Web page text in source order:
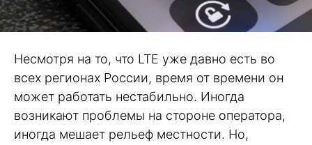
Несмотря на то, что LTE уже давно есть во
всех регионах России, время от времени он
может работать нестабильно. Иногда
возникают проблемы на стороне оператора,
иногда мешает рельеф местности. Но,